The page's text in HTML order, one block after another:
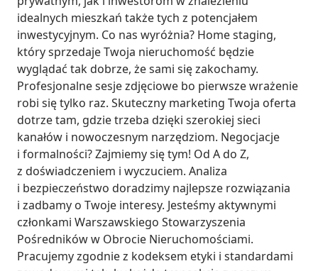
idealnych mieszkań także tych z potencjałem
inwestycyjnym. Co nas wyróżnia? Home staging,
który sprzedaje Twoja nieruchomość będzie
wyglądać tak dobrze, że sami się zakochamy.
Profesjonalne sesje zdjęciowe bo pierwsze wrażenie
robi się tylko raz. Skuteczny marketing Twoja oferta
dotrze tam, gdzie trzeba dzięki szerokiej sieci
kanałów i nowoczesnym narzędziom. Negocjacje
i formalności? Zajmiemy się tym! Od A do Z,
z doświadczeniem i wyczuciem. Analiza
i bezpieczeństwo doradzimy najlepsze rozwiązania
i zadbamy o Twoje interesy. Jesteśmy aktywnymi
członkami Warszawskiego Stowarzyszenia
Pośredników w Obrocie Nieruchomościami.
Pracujemy zgodnie z kodeksem etyki i standardami